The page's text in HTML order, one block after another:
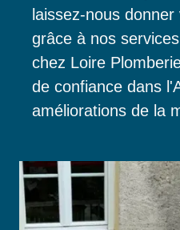
laissez-nous
grâce à nos
chez Loire
de confiance dans
améliorations de la